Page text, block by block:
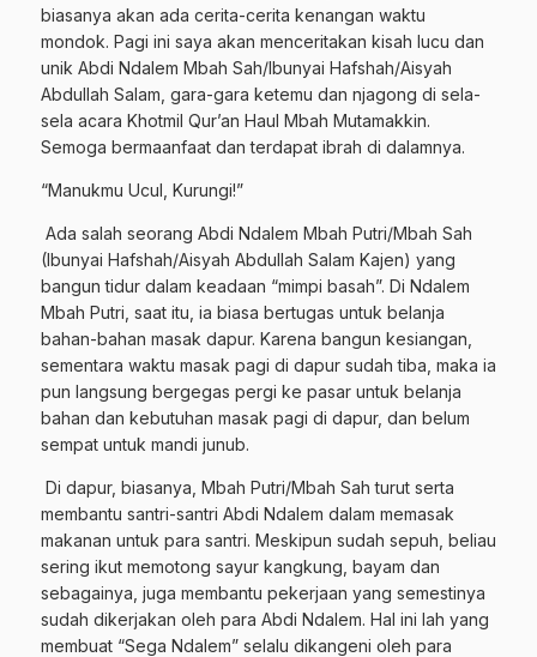
biasanya akan ada cerita-cerita kenangan waktu
mondok. Pagi ini saya akan menceritakan kisah lucu dan
unik Abdi Ndalem Mbah Sah/Ibunyai Hafshah/Aisyah
Abdullah Salam, gara-gara ketemu dan njagong di sela-
sela acara Khotmil Qur’an Haul Mbah Mutamakkin.
Semoga bermaanfaat dan terdapat ibrah di dalamnya.
“Manukmu Ucul, Kurungi!”
Ada salah seorang Abdi Ndalem Mbah Putri/Mbah Sah
(Ibunyai Hafshah/Aisyah Abdullah Salam Kajen) yang
bangun tidur dalam keadaan “mimpi basah”. Di Ndalem
Mbah Putri, saat itu, ia biasa bertugas untuk belanja
bahan-bahan masak dapur. Karena bangun kesiangan,
sementara waktu masak pagi di dapur sudah tiba, maka ia
pun langsung bergegas pergi ke pasar untuk belanja
bahan dan kebutuhan masak pagi di dapur, dan belum
sempat untuk mandi junub.
Di dapur, biasanya, Mbah Putri/Mbah Sah turut serta
membantu santri-santri Abdi Ndalem dalam memasak
makanan untuk para santri. Meskipun sudah sepuh, beliau
sering ikut memotong sayur kangkung, bayam dan
sebagainya, juga membantu pekerjaan yang semestinya
sudah dikerjakan oleh para Abdi Ndalem. Hal ini lah yang
membuat “Sega Ndalem” selalu dikangeni oleh para